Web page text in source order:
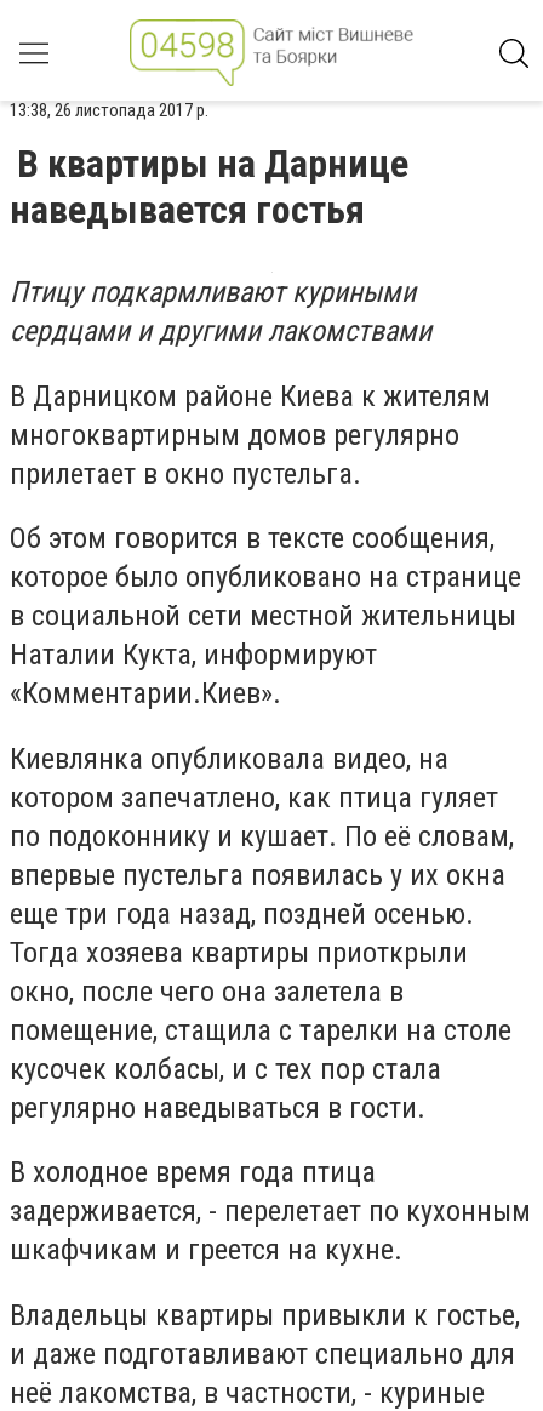
13:38, 26 листопада 2017 р.
В квартиры на Дарнице
наведывается гостья
Птицу подкармливают куриными
сердцами и другими лакомствами
В Дарницком районе Киева к жителям
многоквартирным домов регулярно
прилетает в окно пустельга.
Об этом говорится в тексте сообщения,
которое было опубликовано на странице
в социальной сети местной жительницы
Наталии Кукта, информируют
«Комментарии.Киев».
Киевлянка опубликовала видео, на
котором запечатлено, как птица гуляет
по подоконнику и кушает. По её словам,
впервые пустельга появилась у их окна
еще три года назад, поздней осенью.
Тогда хозяева квартиры приоткрыли
окно, после чего она залетела в
помещение, стащила с тарелки на столе
кусочек колбасы, и с тех пор стала
регулярно наведываться в гости.
В холодное время года птица
задерживается, - перелетает по кухонным
шкафчикам и греется на кухне.
Владельцы квартиры привыкли к гостье,
и даже подготавливают специально для
неё лакомства, в частности, - куриные